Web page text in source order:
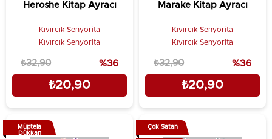
Heroshe Kitap Ayracı
Kıvırcık Senyorita
Kıvırcık Senyorita
₺20,90
₺32,90 %36
Marake Kitap Ayracı
Kıvırcık Senyorita
Kıvırcık Senyorita
₺20,90
₺32,90 %36
Müptela
Dükkan
Çok Satan